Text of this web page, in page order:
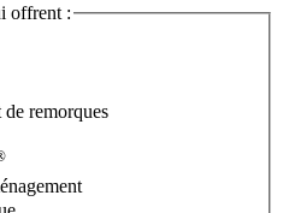
offrent :
de remorques